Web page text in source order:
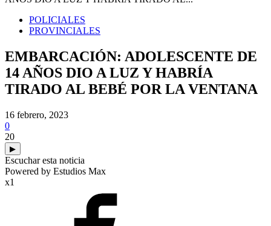
POLICIALES
PROVINCIALES
EMBARCACIÓN: ADOLESCENTE DE
14 AÑOS DIO A LUZ Y HABRÍA
TIRADO AL BEBÉ POR LA VENTANA
16 febrero, 2023
0
20
▶
Escuchar esta noticia
Powered by Estudios Max
x1